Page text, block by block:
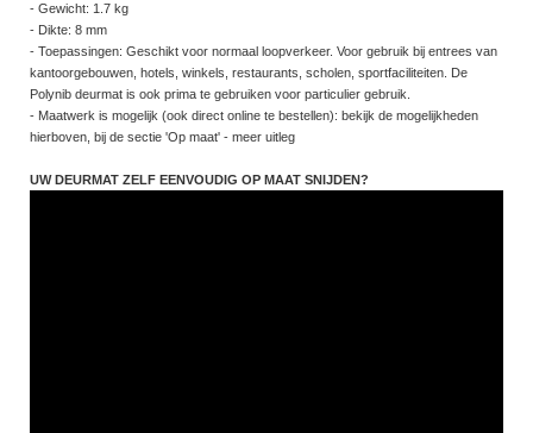
- Gewicht: 1.7 kg
- Dikte: 8 mm
- Toepassingen: Geschikt voor normaal loopverkeer. Voor gebruik bij entrees van
kantoorgebouwen, hotels, winkels, restaurants, scholen, sportfaciliteiten. De
Polynib deurmat is ook prima te gebruiken voor particulier gebruik.
- Maatwerk is mogelijk (ook direct online te bestellen): bekijk de mogelijkheden
hierboven, bij de sectie 'Op maat' - meer uitleg
UW DEURMAT ZELF EENVOUDIG OP MAAT SNIJDEN?